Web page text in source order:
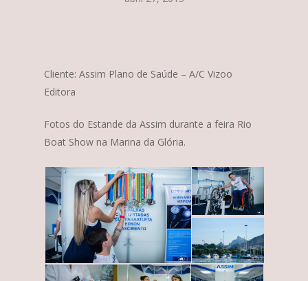
Cliente: Assim Plano de Saúde – A/C Vizoo
Editora
Fotos do Estande da Assim durante a feira Rio
Boat Show na Marina da Glória.